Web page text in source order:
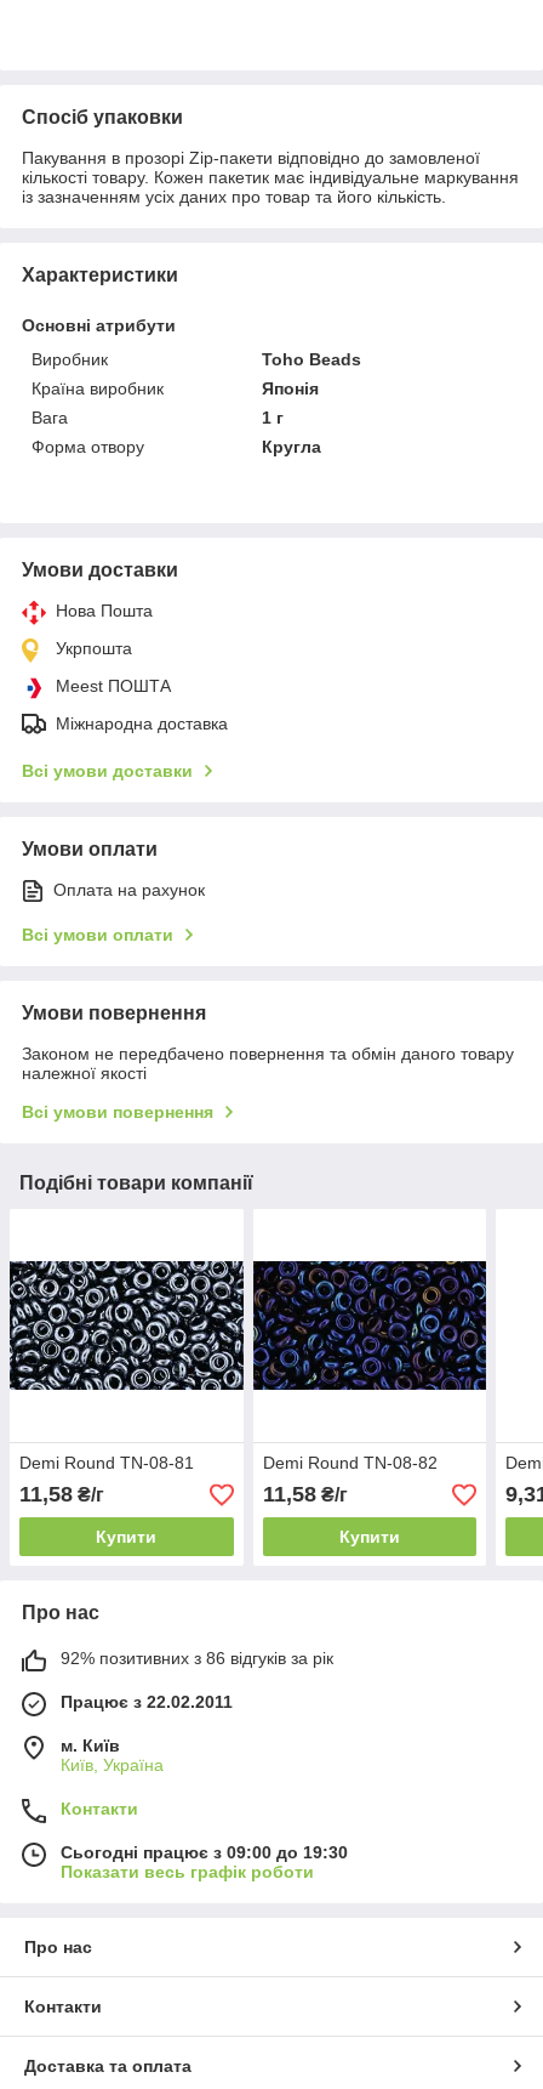
Спосіб упаковки
Пакування в прозорі Zip-пакети відповідно до замовленої
кількості товару. Кожен пакетик має індивідуальне маркування
із зазначенням усіх даних про товар та його кількість.
Характеристики
Основні атрибути
Виробник
Toho Beads
Країна виробник
Японія
Вага
1 г
Форма отвору
Кругла
Умови доставки
Нова Пошта
Укрпошта
Meest ПОШТА
Міжнародна доставка
Всі умови доставки
Умови оплати
Оплата на рахунок
Всі умови оплати
Умови повернення
Законом не передбачено повернення та обмін даного товару
належної якості
Всі умови повернення
Подібні товари компанії
Demi Round TN-08-81
11,58 ₴/г
Купити
Demi Round TN-08-82
11,58₴/г
Купити
Про нас
92% позитивних з 86 відгуків за рік
Працює з 22.02.2011
м. Київ
Київ, Україна
Контакти
Сьогодні працює з 09:00 до 19:30
Показати весь графік роботи
Про нас
Контакти
Доставка та оплата